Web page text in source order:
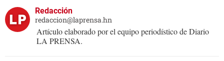
Redacción
redaccion@laprensa.hn
Artículo elaborado por el equipo periodístico de Diario
LA PRENSA.